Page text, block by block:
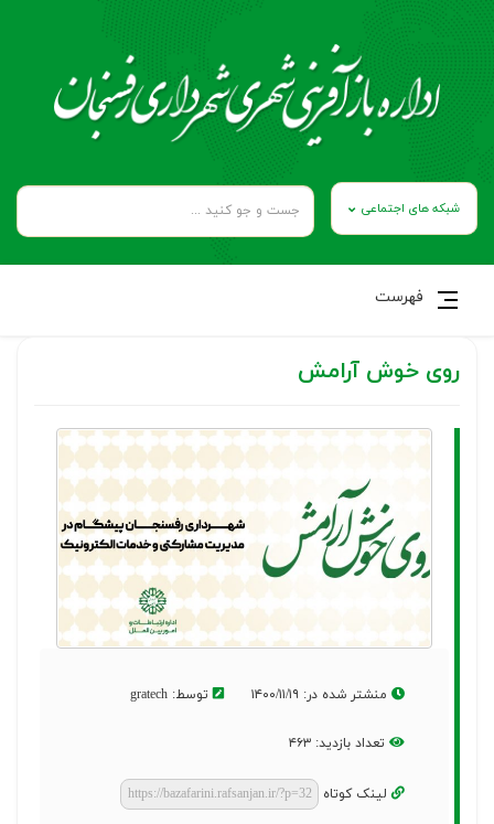
شبکه های اجتماعی
فهرست
روی خوش آرامش
منشتر شده در: ۱۴۰۰/۱۱/۱۹ توسط: gratech
تعداد بازدید: ۴۶۳
لینک کوتاه